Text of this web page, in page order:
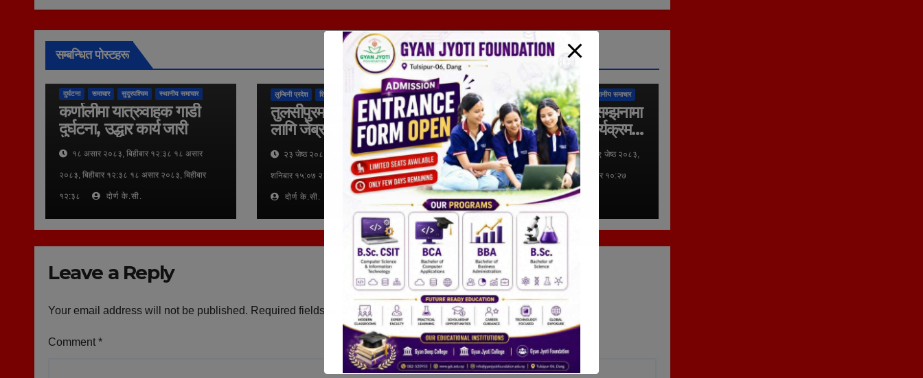
सम्बन्धित पोस्टहरू
दुर्घटना समाचार सुदूरपश्चिम स्थानीय समाचार
कर्णालीमा यात्रुवाहक गाडी
दुर्घटना, उद्धार कार्य जारी
१८ असार २०८३, बिहीबार १२:३८ १८ असार
२०८३, बिहीबार १२:३८ १८ असार २०८३, बिहीबार
१२:३८ दोर्ण के.सी.
तुलसीपुर उपमहानगरपालिका राष्ट्रिय
लुम्बिनी प्रदेश शिक्षा समाचार स्थानीय समाचार
तुलसीपुरमा सडक सुरक्षाका
लागि जेब्राक्रसिङ निर्माण
२३ जेष्ठ २०८३, शनिबार १५:०७ २३ जेष्ठ २०८३,
शनिबार १५:०७ २३ जेष्ठ २०८३, शनिबार १५:०७
दोर्ण के.सी.
लुम्बिनी प्रदेश समाचार स्थानीय समाचार
दिवंगत राजपरिवारको सम्झनामा
आज दीप प्रज्वलन कार्यक्रम
गरिने
१९ जेष्ठ २०८३, मंगलवार १०:२७ १९ जेष्ठ २०८३,
मंगलवार १०:२७ १९ जेष्ठ २०८३, मंगलवार १०:२७
दोर्ण के.सी.
Leave a Reply
Your email address will not be published. Required fields are marked
Comment *